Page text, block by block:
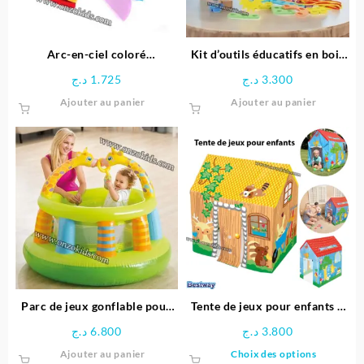
Arc-en-ciel coloré
1.725 د.ج
Ajouter au panier
Kit d’outils éducatifs en bois
3.300 د.ج
Ajouter au panier
Parc de jeux gonflable pour
6.800 د.ج
Ajouter au panier
Tente de jeux pour enfants –
3.800 د.ج
Choix des options